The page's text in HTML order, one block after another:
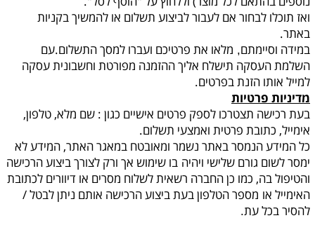
ואז תוכלו לבחור אם לעבור לביצוע תשלום או להמשיך בקניות
באתר.
במידה וסיימתם, מלאו את פרטיכם ועברו למסך התשלום.עם
השלמת העסקה תישלח אליך ההזמנה מפורטת וחשבונית עסקה
למייל אותו הזנת בפרטים.
מדיניות פרטיות
בעת רכישה תצטרכו לספק פרטים אישיים כגון : שם מלא, טלפון,
אימייל, כתובת פרטית ואמצעי תשלום.
כל המידע הנמסר באתר נשמר ומאובטח במאגר האתר, המידע לא
ימסר לשום גורם שלישי ויהיה בו שימוש אך ורק לצורך ביצוע הרכישה
והטיפול בה, כמו כן החברה רשאית לשלוח מסרים או דיוורים לכתובת
האימייל או מספר הטלפון בעת ביצוע הרכישה אותם ניתן לבטל /
להסיר בכל עת.